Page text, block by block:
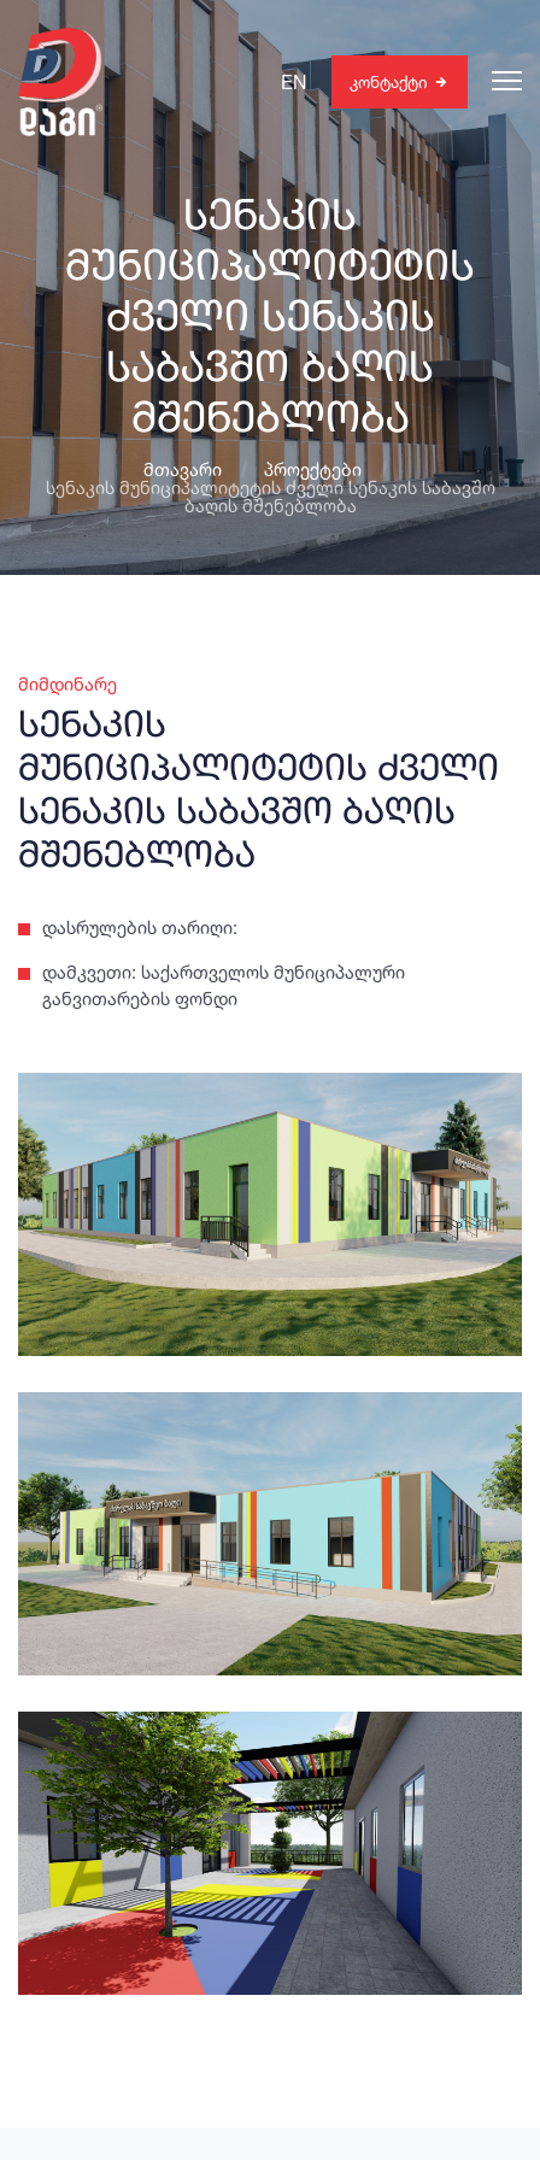
EN კონტაქტი
სენაკის
მუნიციპალიტეტის
ძველი სენაკის
საბავშო ბაღის
მშენებლობა
მთავარი პროექტები
სენაკის მუნიციპალიტეტის ძველი სენაკის საბავშო
ბაღის მშენებლობა
მიმდინარე
სენაკის
მუნიციპალიტეტის ძველი
სენაკის საბავშო ბაღის
მშენებლობა
დასრულების თარიღი:
დამკვეთი: საქართველოს მუნიციპალური
განვითარების ფონდი